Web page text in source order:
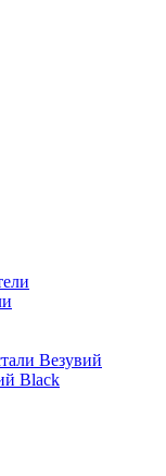
Везувий
Black